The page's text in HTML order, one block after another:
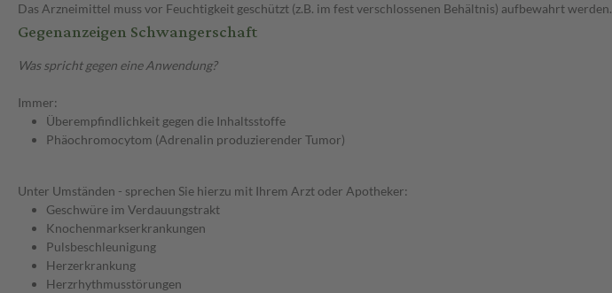
Das Arzneimittel muss vor Feuchtigkeit geschützt (z.B. im fest verschlossenen Behältnis) aufbewahrt werden.
Gegenanzeigen Schwangerschaft
Was spricht gegen eine Anwendung?
Immer:
Überempfindlichkeit gegen die Inhaltsstoffe
Phäochromocytom (Adrenalin produzierender Tumor)
Unter Umständen - sprechen Sie hierzu mit Ihrem Arzt oder Apotheker:
Geschwüre im Verdauungstrakt
Knochenmarkserkrankungen
Pulsbeschleunigung
Herzerkrankung
Herzrhythmusstörungen